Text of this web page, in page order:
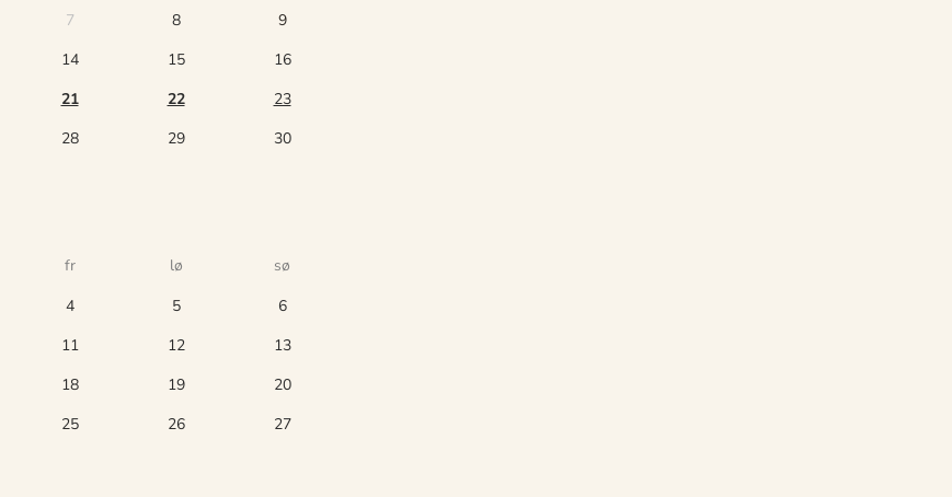
7 8
9
14 15
16
21 22
23
28 29
30
fr lø
sø
4 5
6
11 12
13
18 19
20
25 26
27